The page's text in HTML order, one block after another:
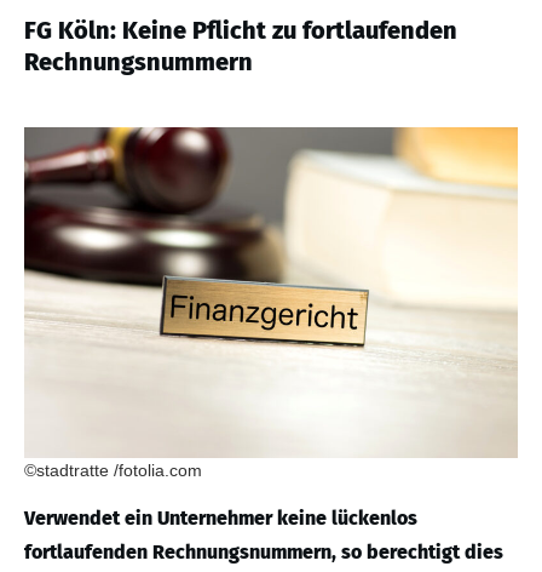
FG Köln: Keine Pflicht zu fortlaufenden
Rechnungsnummern
©stadtratte /fotolia.com
Verwendet ein Unternehmer keine lückenlos
fortlaufenden Rechnungsnummern, so berechtigt dies